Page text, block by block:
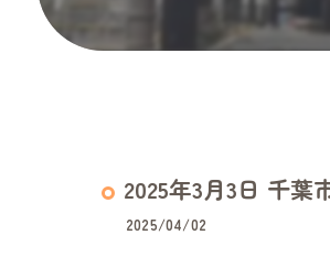
2025年3月3日 千葉
2025/04/02